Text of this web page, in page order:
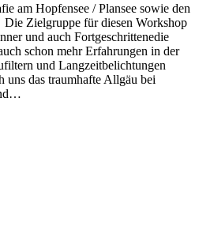
am Hopfensee / Plansee sowie den
Zielgruppe für diesen Workshop
und auch Fortgeschrittenedie
schon mehr Erfahrungen in der
und Langzeitbelichtungen
uns das traumhafte Allgäu bei